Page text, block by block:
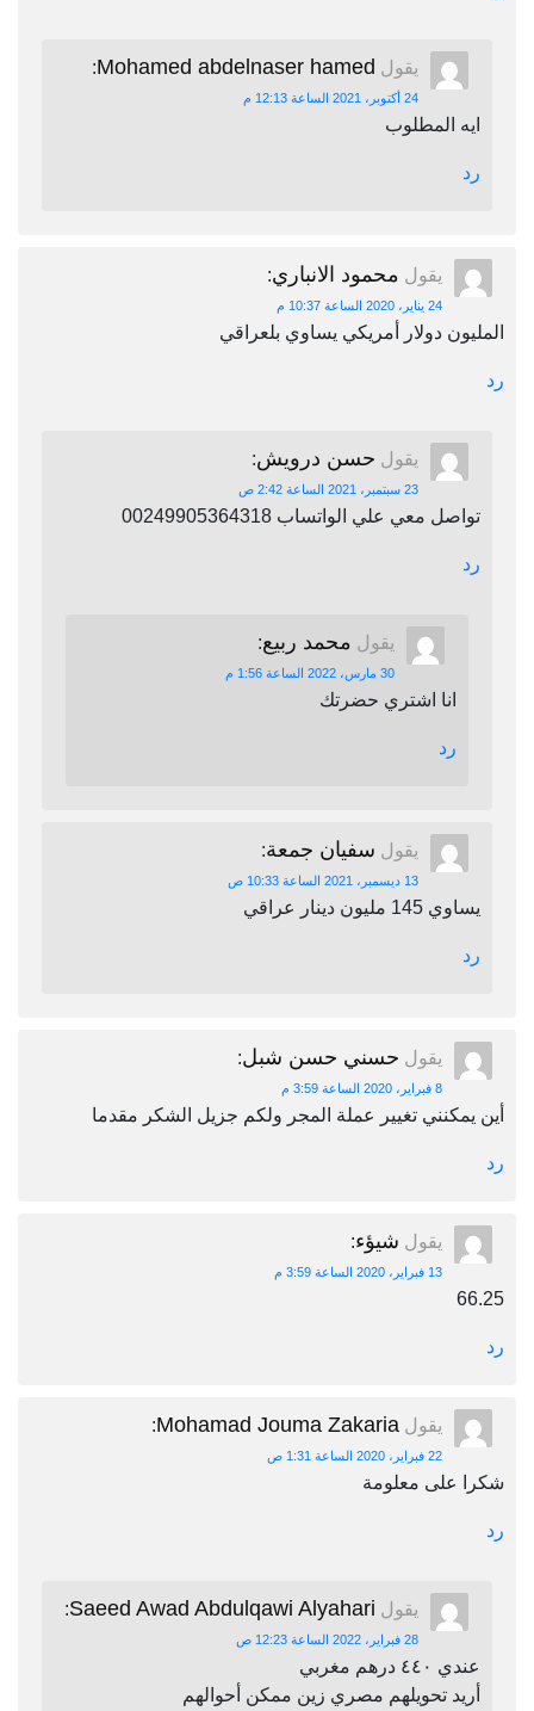
يقول Mohamed abdelnaser hamed
:
24 أكتوبر، 2021 الساعة 12:13 م
ايه المطلوب
رد
يقول محمود الانباري:
24 يناير، 2020 الساعة 10:37 م
المليون دولار أمريكي يساوي بلعراقي
رد
يقول حسن درويش:
23 سبتمبر، 2021 الساعة 2:42 ص
تواصل معي علي الواتساب 00249905364318
رد
يقول محمد ربيع:
30 مارس، 2022 الساعة 1:56 م
انا اشتري حضرتك
رد
يقول سفيان جمعة:
13 ديسمبر، 2021 الساعة 10:33 ص
يساوي 145 مليون دينار عراقي
رد
يقول حسني حسن شبل:
8 فبراير، 2020 الساعة 3:59 م
أين يمكنني تغيير عملة المجر ولكم جزيل الشكر مقدما
رد
يقول شيؤء:
13 فبراير، 2020 الساعة 3:59 م
66.25
رد
يقول Mohamad Jouma Zakaria
:
22 فبراير، 2020 الساعة 1:31 ص
شكرا على معلومة
رد
يقول Saeed Awad Abdulqawi Alyahari
:
28 فبراير، 2022 الساعة 12:23 ص
عندي ٤٤٠ درهم مغربي
أريد تحويلهم مصري زين ممكن أحوالهم